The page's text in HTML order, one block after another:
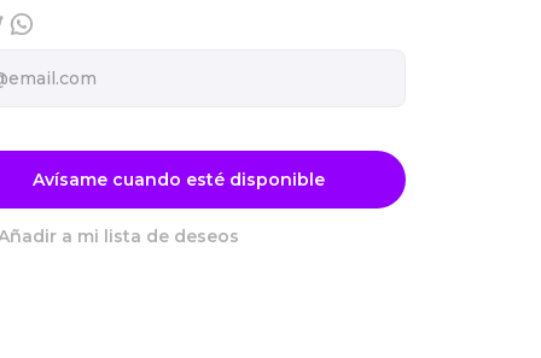
Avísame cuando esté disponible
a mi lista de deseos